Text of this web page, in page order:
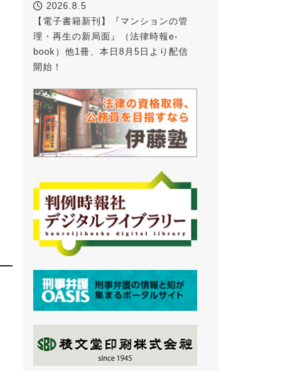
2026.8.5
【電子書籍新刊】『マンションの管
理・再生の新局面』（法律時報e-
book）他1冊、本日8月5日より配信
開始！